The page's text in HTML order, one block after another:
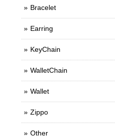
Bracelet
Earring
KeyChain
WalletChain
Wallet
Zippo
Other